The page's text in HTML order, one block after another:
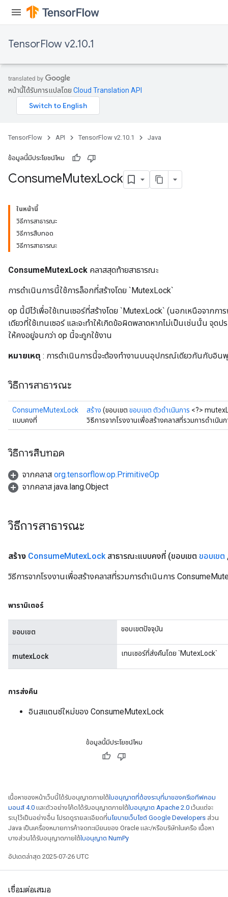
TensorFlow v2.10.1
หน้านี้ได้รับการแปลโดย Cloud Translation API
TensorFlow API TensorFlow v2.10.1 Java
ข้อมูลนี้มีประโยชน์ไหม
ConsumeMutexLock
ในหน้านี้
วิธีการสาธารณะ
วิธีการสืบทอด
วิธีการสาธารณะ
ConsumeMutexLock คลาสสุดท้ายสาธารณะ
การดำเนินการนี้ใช้การล็อกที่สร้างโดย `MutexLock`
op นี้มีไว้เพื่อใช้เทนเซอร์ที่สร้างโดย `MutexLock` (นอกเหนือจากก
เดียวที่ใช้เทนเซอร์ และจะทำให้เกิดข้อผิดพลาดหากไม่เป็นเช่นนั้น จุด
ให้คงอยู่จนกว่า op นี้จะถูกใช้งาน
หมายเหตุ : การดำเนินการนี้จะต้องทำงานบนอุปกรณ์เดียวกันกับอิน
วิธีการสาธารณะ
ConsumeMutexLock
แบบคงที่
สร้าง (ขอบเขต ขอบเขต ตัวดำเนินการ <?>
วิธีการจากโรงงานเพื่อสร้างคลาสที่รวมการดำเนิ
วิธีการสืบทอด
จากคลาส org.tensorflow.op.PrimitiveOp
จากคลาส java.lang.Object
วิธีการสาธารณะ
สร้าง ConsumeMutexLockสาธารณะแบบคงที่ (ขอบเขต ขอบเขต
วิธีการจากโรงงานเพื่อสร้างคลาสที่รวมการดำเนินการ
พารามิเตอร์
ขอบเขต ขอบเขตปัจจุบัน
mutexLock เทนเซอร์ที่ส่งคืนโดย `MutexLock`
การส่งคืน
อินสแตนซ์ใหม่ของ ConsumeMutexLock
ข้อมูลนี้มีประโยชน์ไหม
เนื้อหาของหน้าเว็บนี้ได้รับอนุญาตภายใต้ใบอนุญาตที่ต้องระบุที่มาของครีเอทีฟคอม
มอนส์ 4.0 และตัวอย่างโค้ดได้รับอนุญาตภายใต้ใบอนุญาต Apache 2.0 เว้นแต่จะ
ระบุไว้เป็นอย่างอื่น โปรดดูรายละเอียดที่นโยบายเว็บไซต์ Google Developers ส่วน
Java เป็นเครื่องหมายการค้าจดทะเบียนของ Oracle และ/หรือบริษัทในเครือ เนื้อหา
บางส่วนได้รับอนุญาตภายใต้ใบอนุญาต NumPy
อัปเดตล่าสุด 2025-07-26 UTC
เชื่อมต่อเสมอ